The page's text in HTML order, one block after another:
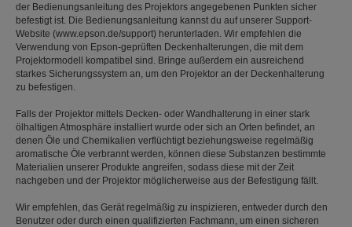
der Bedienungsanleitung des Projektors angegebenen Punkten sicher
befestigt ist. Die Bedienungsanleitung kannst du auf unserer Support-
Website (www.epson.de/support) herunterladen. Wir empfehlen die
Verwendung von Epson-geprüften Deckenhalterungen, die mit dem
Projektormodell kompatibel sind. Bringe außerdem ein ausreichend
starkes Sicherungssystem an, um den Projektor an der Deckenhalterung
zu befestigen.
Falls der Projektor mittels Decken- oder Wandhalterung in einer stark
ölhaltigen Atmosphäre installiert wurde oder sich an Orten befindet, an
denen Öle und Chemikalien verflüchtigt beziehungsweise regelmäßig
aromatische Öle verbrannt werden, können diese Substanzen bestimmte
Materialien unserer Produkte angreifen, sodass diese mit der Zeit
nachgeben und der Projektor möglicherweise aus der Befestigung fällt.
Wir empfehlen, das Gerät regelmäßig zu inspizieren, entweder durch den
Benutzer oder durch einen qualifizierten Fachmann, um einen sicheren